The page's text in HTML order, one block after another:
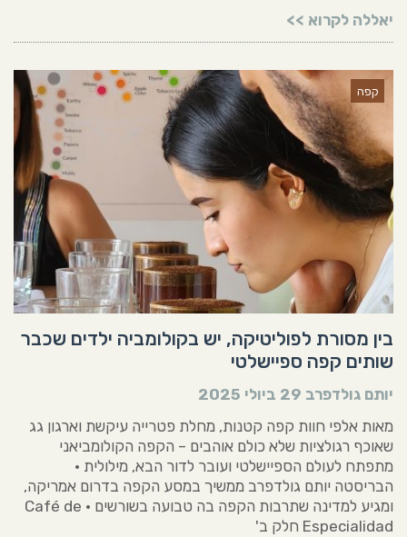
יאללה לקרוא >>
קפה
בין מסורת לפוליטיקה, יש בקולומביה ילדים שכבר
שותים קפה ספיישלטי
יותם גולדפרב 29 ביולי 2025
מאות אלפי חוות קפה קטנות, מחלת פטרייה עיקשת וארגון גג
שאוכף רגולציות שלא כולם אוהבים – הקפה הקולומביאני
מתפתח לעולם הספיישלטי ועובר לדור הבא, מילולית •
הבריסטה יותם גולדפרב ממשיך במסע הקפה בדרום אמריקה,
ומגיע למדינה שתרבות הקפה בה טבועה בשורשים • Café de
Especialidad חלק ב'